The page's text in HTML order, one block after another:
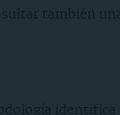
también